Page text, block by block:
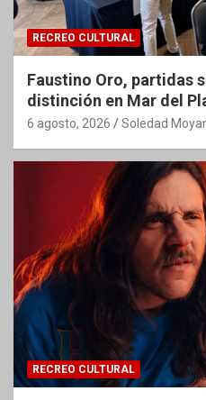
RECREO CULTURAL
Faustino Oro, partidas
distinción en Mar del
6 agosto, 2026 Soledad
RECREO CULTURAL